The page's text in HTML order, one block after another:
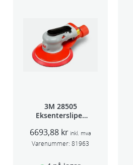
3M 28505
Eksentersliper
2,5mm slag
75mm
6693,88 kr inkl. mva
Varenummer: 81963